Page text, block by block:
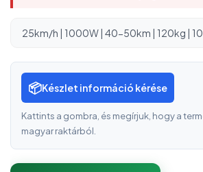
25km/h | 1000W | 40-50km | 120kg |
📦Készlet információ kérése
Kattints a gombra, és megírjuk, hogy a
magyar raktárból.